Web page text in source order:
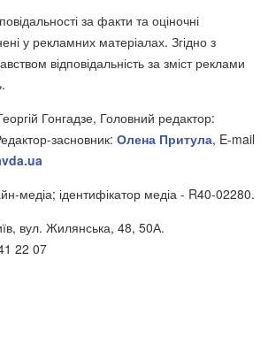
за факти та оціночні
у рекламних матеріалах. Згідно з
відповідальність за зміст реклами
Гонгадзе, Головний редактор:
засновник: Олена Притула, E-mail
медіа; ідентифікатор медіа - R40-02280.
вул. Жилянська, 48, 50А.
22 07